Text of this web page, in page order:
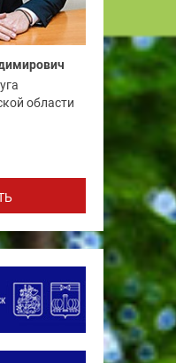
области